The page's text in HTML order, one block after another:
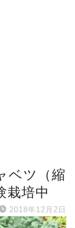
ベツ（縮
培中
2018年12月2日